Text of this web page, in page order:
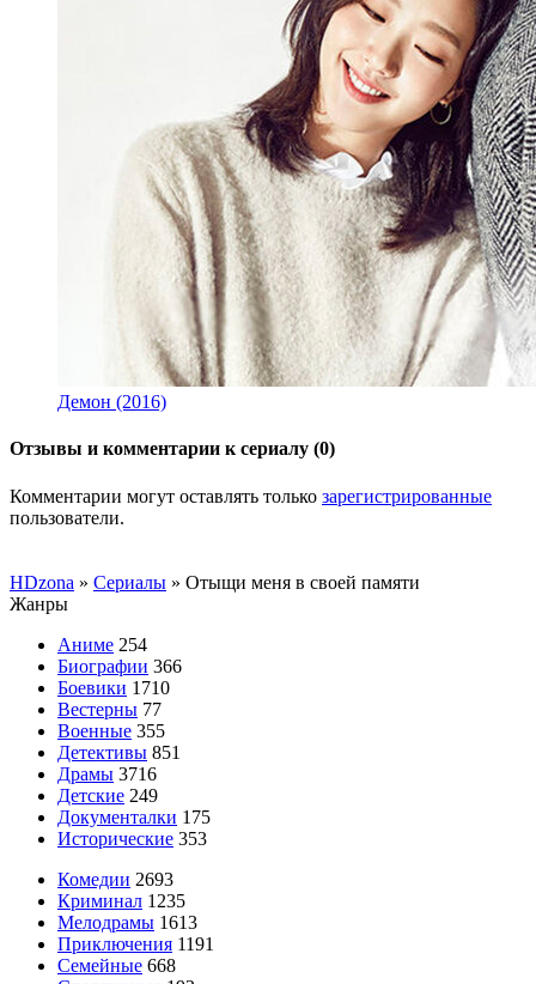
Демон (2016)
Отзывы и комментарии к сериалу (0)
Комментарии могут оставлять только зарегистрированные
пользователи.
HDzona » Сериалы » Отыщи меня в своей памяти
Жанры
Аниме 254
Биографии 366
Боевики 1710
Вестерны 77
Военные 355
Детективы 851
Драмы 3716
Детские 249
Документалки 175
Исторические 353
Комедии 2693
Криминал 1235
Мелодрамы 1613
Приключения 1191
Семейные 668